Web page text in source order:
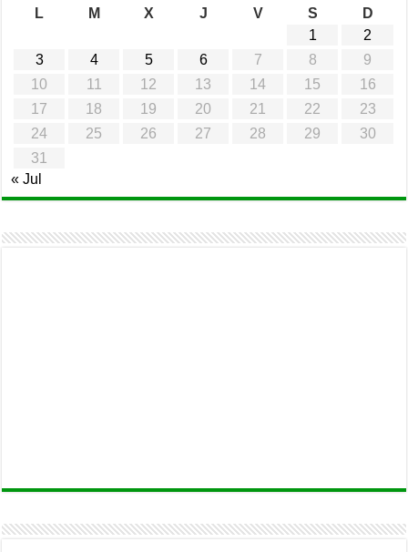
L
M X J V S
D
1
2
3
4 5 6 7 8
9
10
11 12 13 14 15
16
17
18 19 20 21 22
23
24
25 26 27 28 29
30
31
« Jul